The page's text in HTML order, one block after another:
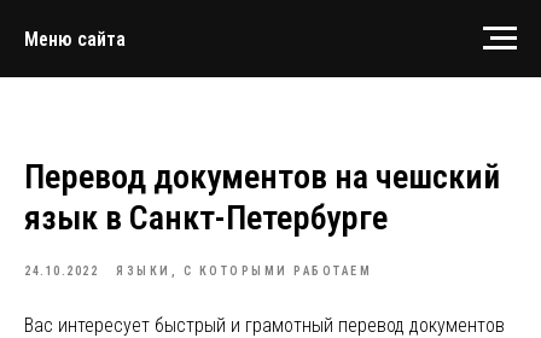
Меню сайта
Перевод документов на чешский
язык в Санкт-Петербурге
24.10.2022 ЯЗЫКИ, С КОТОРЫМИ РАБОТАЕМ
Вас интересует быстрый и грамотный перевод документов